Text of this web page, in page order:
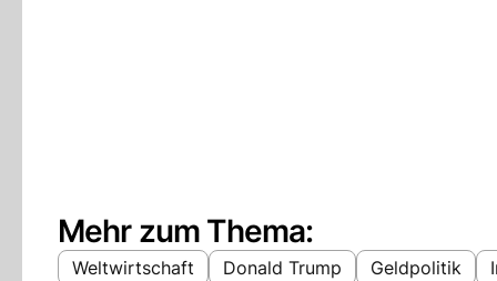
Mehr zum Thema:
Weltwirtschaft Donald Trump Geldpolitik